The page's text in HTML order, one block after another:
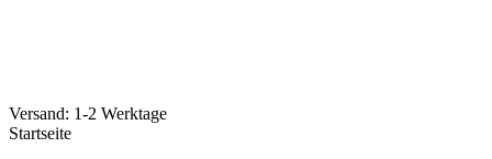
Versand: 1-2 Werktage
Startseite